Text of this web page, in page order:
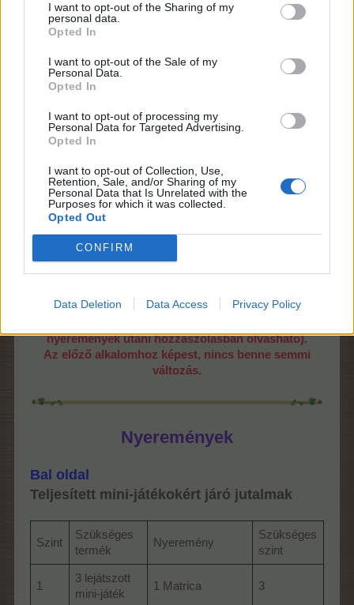
I want to opt-out of the Sharing of my
personal data.
Opted In
I want to opt-out of the Sale of my
Personal Data.
Opted In
I want to opt-out of processing my
Personal Data for Targeted Advertising.
Opted In
I want to opt-out of Collection, Use,
Retention, Sale, and/or Sharing of my
Personal Data that Is Unrelated with the
Purposes for which it was collected.
Opted Out
CONFIRM
Data Deletion Data Access Privacy Policy
Mielőtt a detektíveszköz ikonra kattintunk, ki kell
választanunk, hogy milyen típusú mini-játékkal
nyereménylista miatt. Ezért a mini-játékokra
nyeremények utáni hozzászólásban olvasható).
Az előző alkalomhoz képest, nincs benne semmi
változás.
Nyeremények
Bal oldal
Teljesített mini-játékokért járó jutalmak
Szint
Szükséges
termék
Nyeremény
Szükséges
szint
1
3 lejátszott
mini-játék
1 Matrica 3